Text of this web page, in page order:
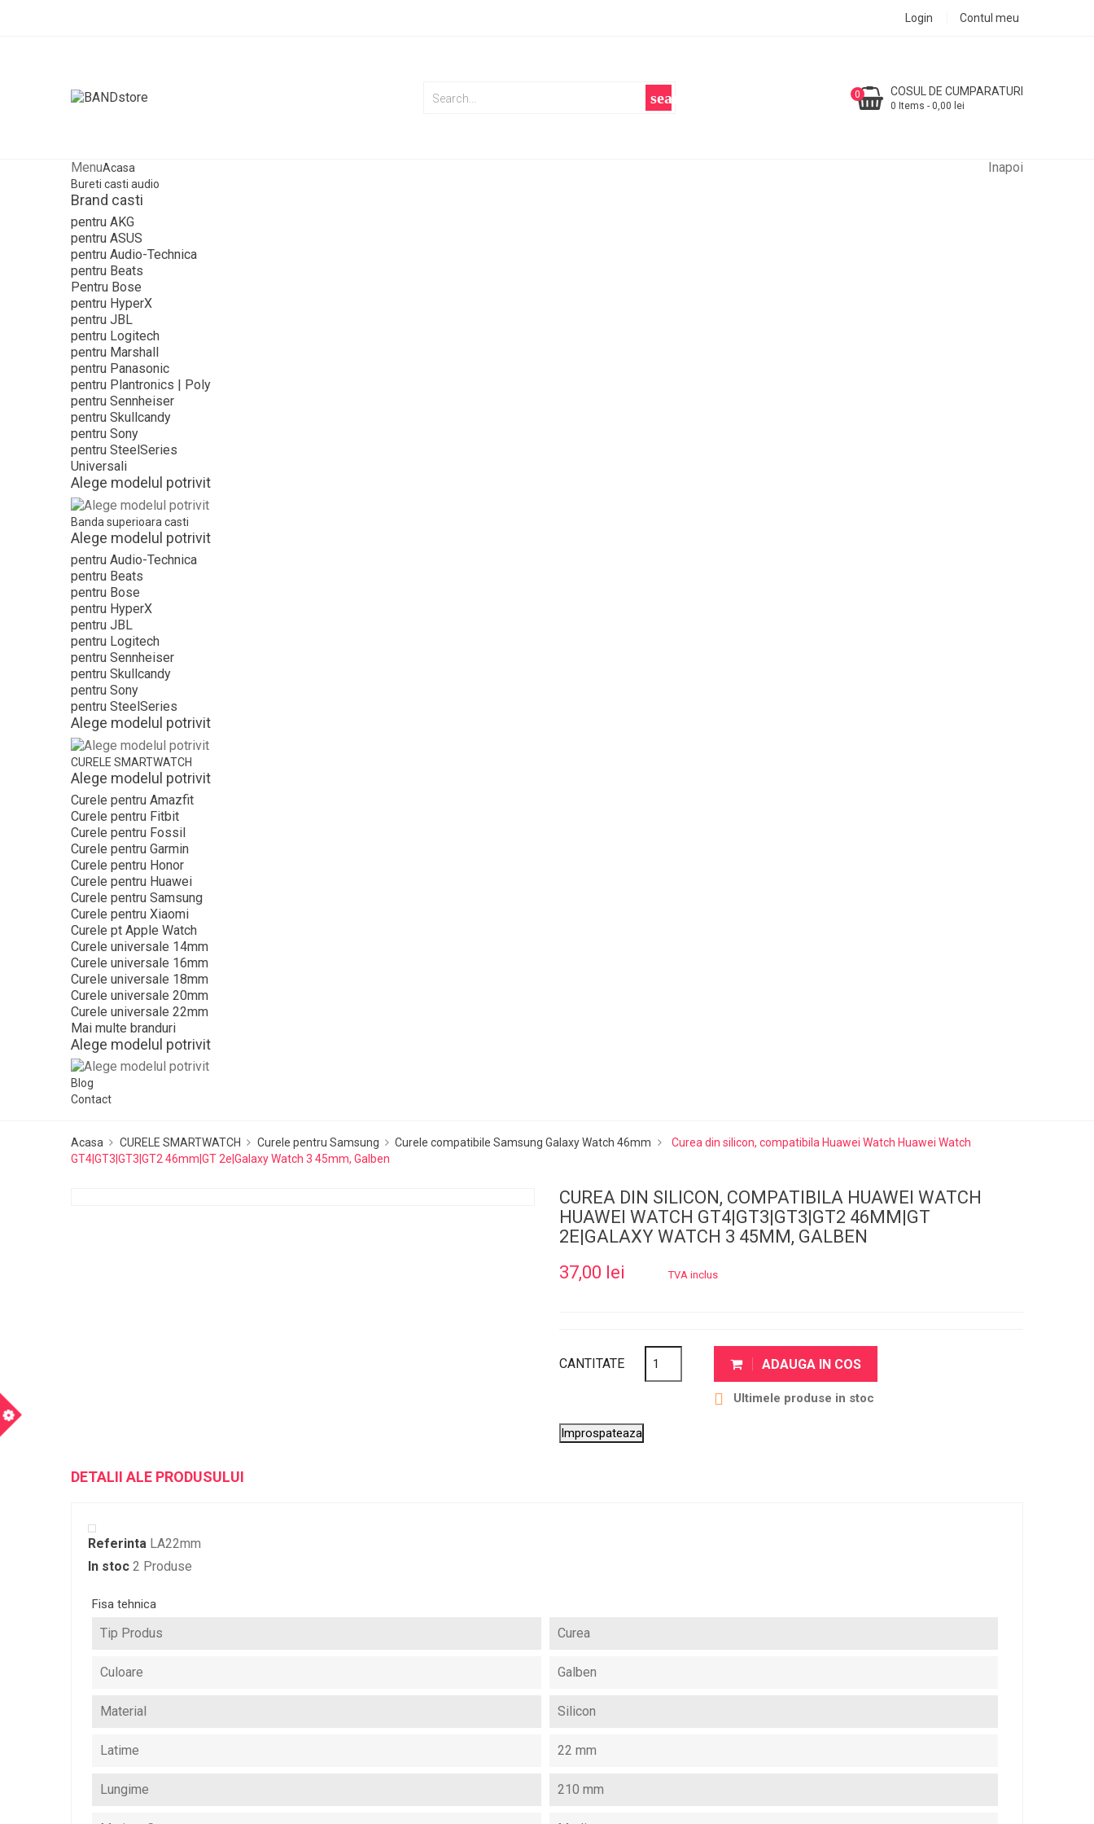
Login Contul meu
search COSUL DE CUMPARATURI
0 Items - 0,00 lei
0
Menu Inapoi
Acasa
Bureti casti audio
Brand casti
pentru AKG
pentru ASUS
pentru Audio-Technica
pentru Beats
Pentru Bose
pentru HyperX
pentru JBL
pentru Logitech
pentru Marshall
pentru Panasonic
pentru Plantronics | Poly
pentru Sennheiser
pentru Skullcandy
pentru Sony
pentru SteelSeries
Universali
Alege modelul potrivit
Banda superioara casti
Alege modelul potrivit
pentru Audio-Technica
pentru Beats
pentru Bose
pentru HyperX
pentru JBL
pentru Logitech
pentru Sennheiser
pentru Skullcandy
pentru Sony
pentru SteelSeries
Alege modelul potrivit
CURELE SMARTWATCH
Alege modelul potrivit
Curele pentru Amazfit
Curele pentru Fitbit
Curele pentru Fossil
Curele pentru Garmin
Curele pentru Honor
Curele pentru Huawei
Curele pentru Samsung
Curele pentru Xiaomi
Curele pt Apple Watch
Curele universale 14mm
Curele universale 16mm
Curele universale 18mm
Curele universale 20mm
Curele universale 22mm
Mai multe branduri
Alege modelul potrivit
Blog
Contact
Acasa CURELE SMARTWATCH Curele pentru Samsung Curele compatibile Samsung Galaxy Watch 46mm
Curea din silicon, compatibila Huawei Watch Huawei Watch
GT4|GT3|GT3|GT2 46mm|GT 2e|Galaxy Watch 3 45mm, Galben
CUREA DIN SILICON, COMPATIBILA HUAWEI WATCH
HUAWEI WATCH GT4|GT3|GT3|GT2 46MM|GT
2E|GALAXY WATCH 3 45MM, GALBEN
37,00 lei
TVA inclus
CANTITATE ADAUGA IN COS
 Ultimele produse in stoc
DETALII ALE PRODUSULUI
Referinta LA22mm
In stoc 2 Produse
Fisa tehnica
Tip Produs Curea
Culoare Galben
Material Silicon
Latime 22 mm
Lungime 210 mm